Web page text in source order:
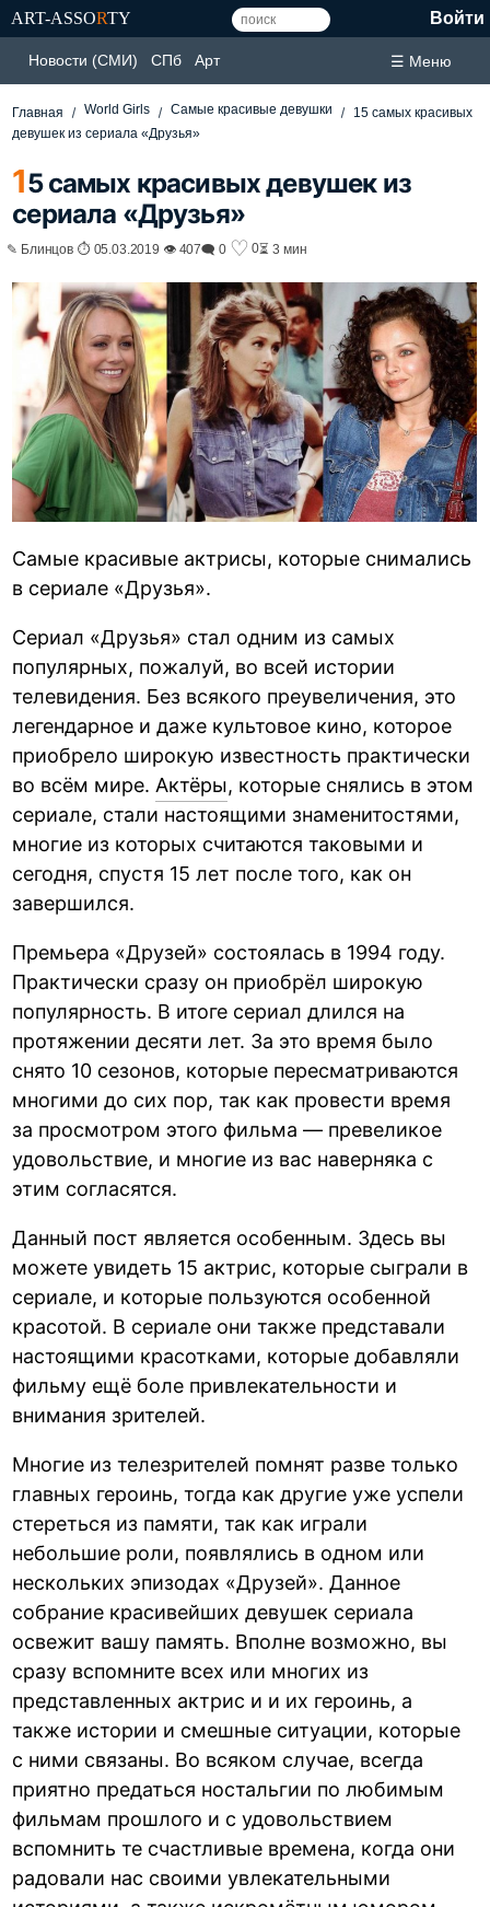
ART-ASSORTY Войти
Новости (СМИ) СПб Арт ☰ Меню
Главная World Girls Самые красивые девушки
15 самых красивых
девушек из сериала «Друзья»
15 самых красивых девушек из
сериала «Друзья»
✎ Блинцов ⏱ 05.03.2019 👁 407🗨 0 ♡ 0⏳ 3 мин
Самые красивые актрисы, которые снимались
в сериале «Друзья».
Сериал «Друзья» стал одним из самых
популярных, пожалуй, во всей истории
телевидения. Без всякого преувеличения, это
легендарное и даже культовое кино, которое
приобрело широкую известность практически
во всём мире.Актёры, которые снялись в этом
сериале, стали настоящими знаменитостями,
многие из которых считаются таковыми и
сегодня, спустя 15 лет после того, как он
завершился.
Премьера «Друзей» состоялась в 1994 году.
Практически сразу он приобрёл широкую
популярность. В итоге сериал длился на
протяжении десяти лет. За это время было
снято 10 сезонов, которые пересматриваются
многими до сих пор, так как провести время
за просмотром этого фильма — превеликое
удовольствие, и многие из вас наверняка с
этим согласятся.
Данный пост является особенным. Здесь вы
можете увидеть 15 актрис, которые сыграли в
сериале, и которые пользуются особенной
красотой. В сериале они также представали
настоящими красотками, которые добавляли
фильму ещё боле привлекательности и
внимания зрителей.
Многие из телезрителей помнят разве только
главных героинь, тогда как другие уже успели
стереться из памяти, так как играли
небольшие роли, появлялись в одном или
нескольких эпизодах «Друзей». Данное
собрание красивейших девушек сериала
освежит вашу память. Вполне возможно, вы
сразу вспомните всех или многих из
представленных актрис и и их героинь, а
также истории и смешные ситуации, которые
с ними связаны. Во всяком случае, всегда
приятно предаться ностальгии по любимым
фильмам прошлого и с удовольствием
вспомнить те счастливые времена, когда они
радовали нас своими увлекательными